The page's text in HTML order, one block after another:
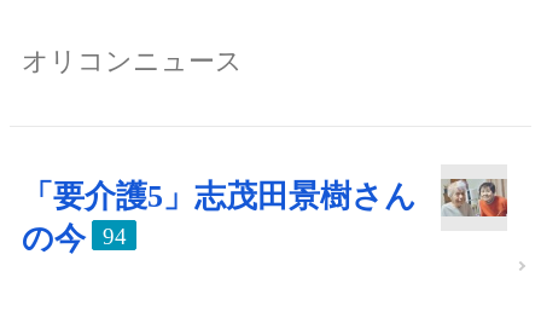
オリコンニュース
「要介護5」志茂田景樹さん
の今
94